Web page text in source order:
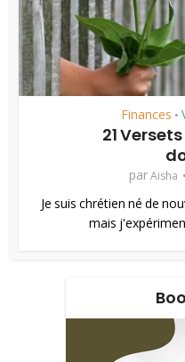
Finances •
21
parAisha
Je suis chrétien né de
mais